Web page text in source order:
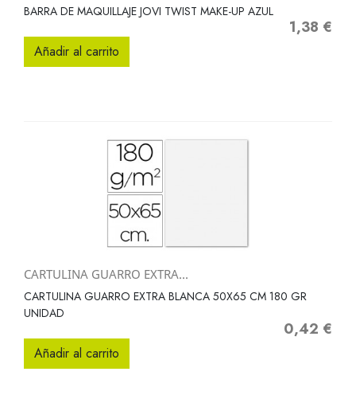
BARRA DE MAQUILLAJE JOVI TWIST MAKE-UP AZUL
Precio
1,38 €
Añadir al carrito
CARTULINA GUARRO EXTRA...
CARTULINA GUARRO EXTRA BLANCA 50X65 CM 180 GR
UNIDAD
Precio
0,42 €
Añadir al carrito